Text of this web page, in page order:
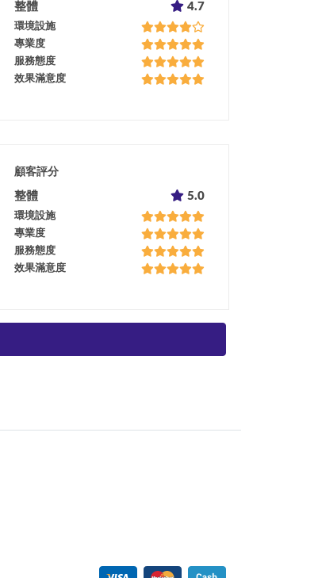
整體 4.7
環境設施
專業度
服務態度
效果滿意度
顧客評分
整體 5.0
環境設施
專業度
服務態度
效果滿意度